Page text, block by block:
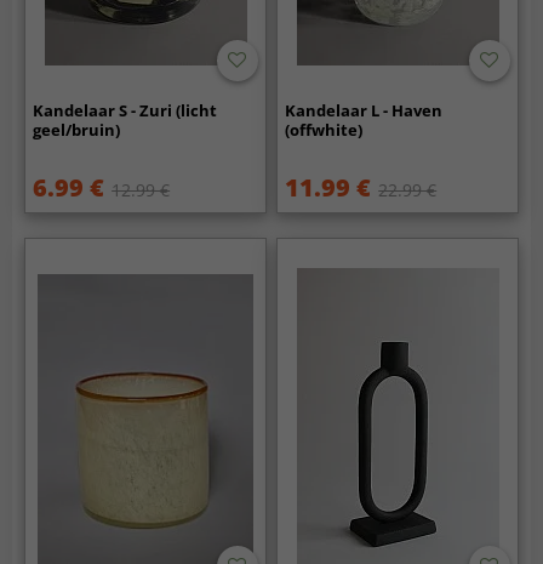
Kandelaar S - Zuri (licht
geel/bruin)
6.99 € 12.99 €
Kandelaar L - Haven
(offwhite)
11.99 € 22.99 €